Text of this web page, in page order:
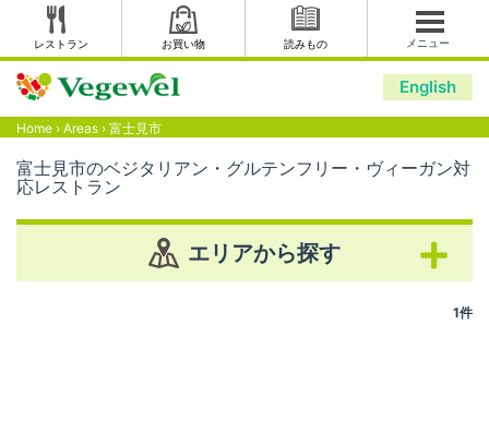
レストラン お買い物 読みもの メニュー
English
Home › Areas › 富士見市
富士見市のベジタリアン・グルテンフリー・ヴィーガン対
応レストラン
エリアから探す
1件